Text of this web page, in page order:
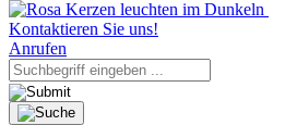
Kontaktieren Sie uns!
Anrufen